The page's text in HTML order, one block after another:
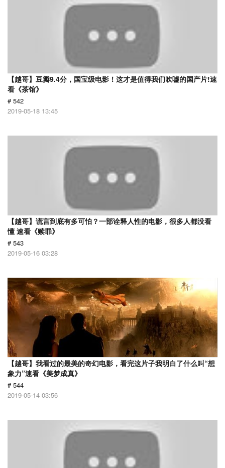
【越哥】豆瓣9.4分，国宝级电影！这才是值得我们吹嘘的国产片!速
看《茶馆》
# 542
2019-05-18 13:45
【越哥】谎言到底有多可怕？一部诠释人性的电影，很多人都没看
懂 速看《赎罪》
# 543
2019-05-16 03:28
【越哥】我看过的最美的奇幻电影，看完这片子我明白了什么叫“想
象力”速看《美梦成真》
# 544
2019-05-14 03:56